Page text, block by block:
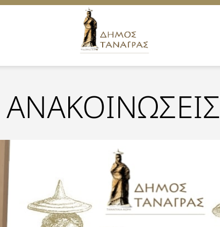
ΑΝΑΚΟΙΝΩΣΕΙΣ